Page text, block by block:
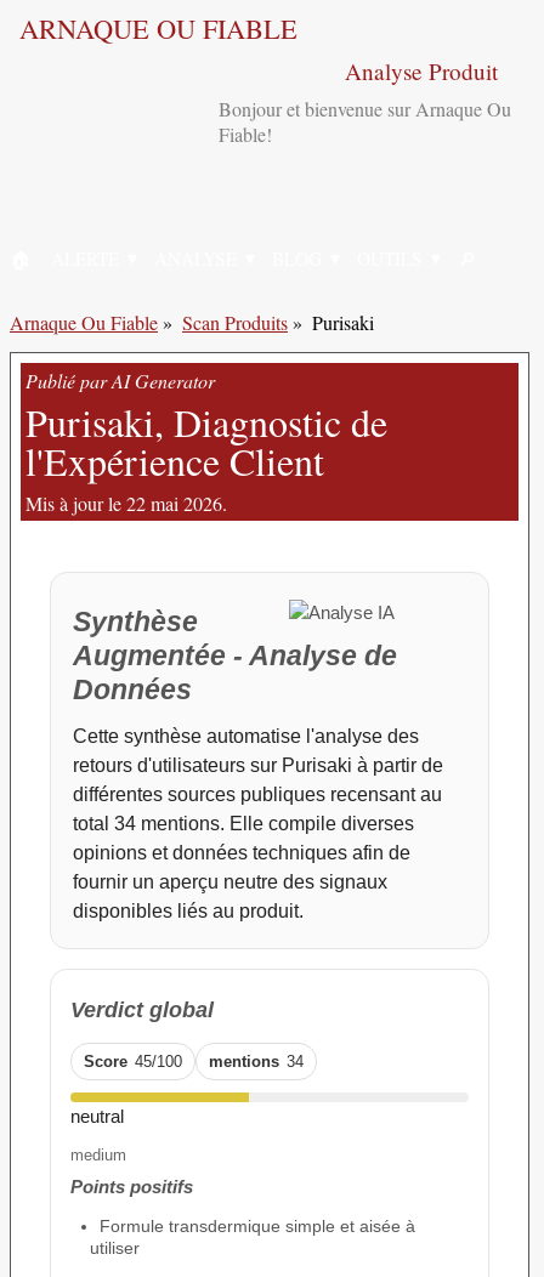
ARNAQUE OU FIABLE
Analyse Produit
Bonjour et bienvenue sur Arnaque Ou
Fiable!
Arnaque Ou Fiable» Scan Produits» Purisaki
Publié par AI Generator
Purisaki, Diagnostic de
l'Expérience Client
Mis à jour le 22 mai 2026.
Synthèse
Augmentée - Analyse de
Données
Cette synthèse automatise l'analyse des
retours d'utilisateurs sur Purisaki à partir de
différentes sources publiques recensant au
total 34 mentions. Elle compile diverses
opinions et données techniques afin de
fournir un aperçu neutre des signaux
disponibles liés au produit.
Verdict global
Score 45/100 mentions 34
neutral
medium
Points positifs
Formule transdermique simple et aisée à
utiliser